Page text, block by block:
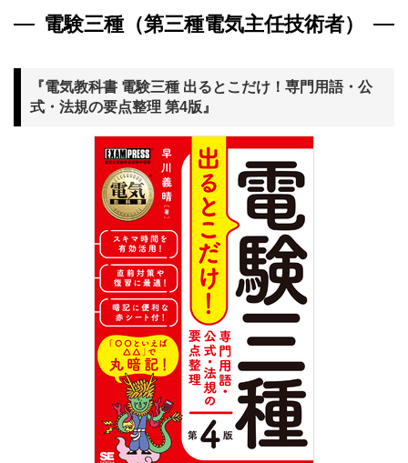
電験三種（第三種電気主任技術者）
『電気教科書 電験三種 出るとこだけ！専門用語・公
式・法規の要点整理 第4版』